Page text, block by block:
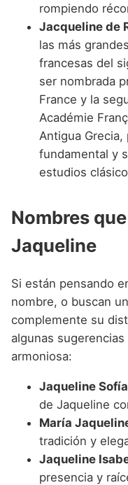
rompiendo
Jacqueline de
las más
francesas del
ser nombrada
France y la
Académie
Antigua
fundamental y
estudios
Nombres
Jaqueline
Si están pensando
nombre, o buscan
complemente su
algunas
armoniosa:
Jaqueline
de Jaqueline
María
tradición y
Jaqueline
presencia y